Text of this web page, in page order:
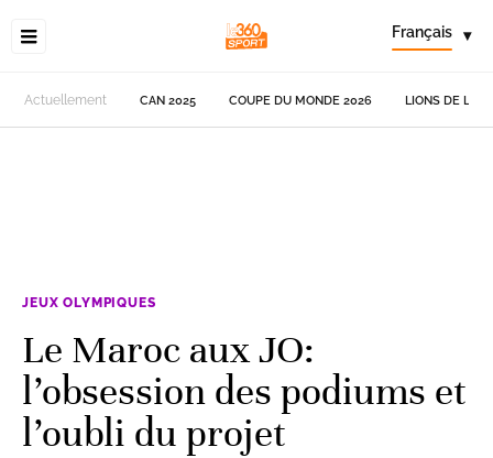
Français ▾
Actuellement CAN 2025 COUPE DU MONDE 2026 LIONS DE
JEUX OLYMPIQUES
Le Maroc aux JO:
l’obsession des podiums et
l’oubli du projet